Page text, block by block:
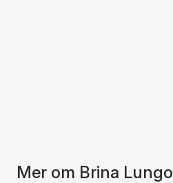
Mer om Brina Lungo